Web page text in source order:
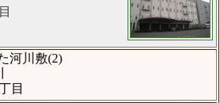
河川敷(2)
目